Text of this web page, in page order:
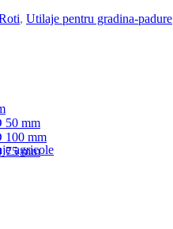
agricole
, Utilaje pentru gradina-padure
50 mm
100 mm
75 mm